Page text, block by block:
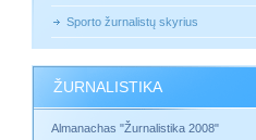
Sporto žurnalistų skyrius
ŽURNALISTIKA
Almanachas "Žurnalistika 2008"